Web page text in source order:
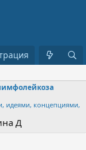
идеями, концепциями,
Д